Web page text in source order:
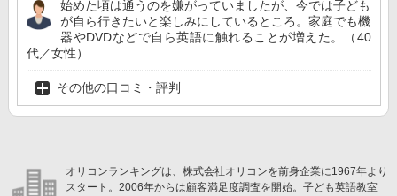
始めた頃は通うのを嫌がっていましたが、今では子ども
が自ら行きたいと楽しみにしているところ。家庭でも機
器やDVDなどで自ら英語に触れることが増えた。（40
代／女性）
その他の口コミ・評判
オリコンランキングは、株式会社オリコンを前身企業に1967年より
スタート。2006年からは顧客満足度調査を開始。子ども英語教室